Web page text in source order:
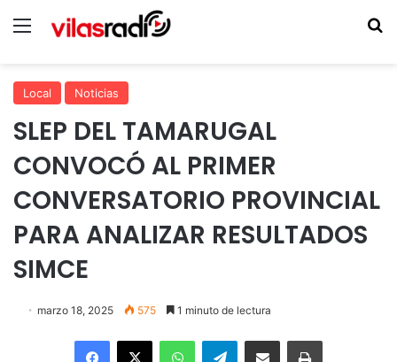
Menú
Local Noticias
SLEP DEL TAMARUGAL
CONVOCÓ AL PRIMER
CONVERSATORIO PROVINCIAL
PARA ANALIZAR RESULTADOS
SIMCE
marzo 18, 2025 575 1 minuto de lectura
Facebook
X WhatsAppTelegramEnviar vía email Imprimir